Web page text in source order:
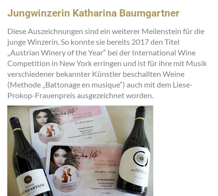
Jungwinzerin Katharina Baumgartner
Diese Auszeichnungen sind ein weiterer Meilenstein für die
junge Winzerin. So konnte sie bereits 2017 den Titel
„Austrian Winery of the Year“ bei der International Wine
Competition in New York erringen und ist für ihre mit Musik
verschiedener bekannter Künstler beschallten Weine
(Methode „Battonage en musique“) auch mit dem Liese-
Prokop-Frauenpreis ausgezeichnet worden.